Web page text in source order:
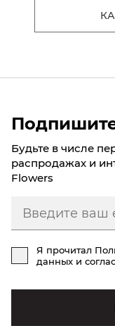
Будьте в числе
распродажах и
Flowers
Я прочитал
данных и